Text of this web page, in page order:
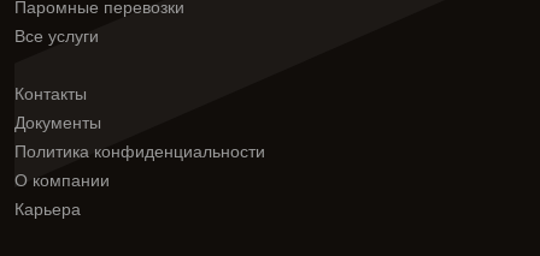
Паромные перевозки
Все услуги
Контакты
Документы
Политика конфиденциальности
О компании
Карьера